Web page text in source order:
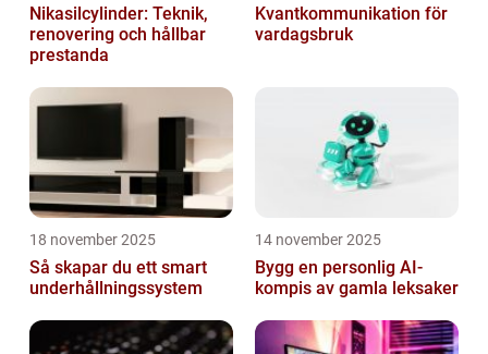
Nikasilcylinder: Teknik,
renovering och hållbar
prestanda
Kvantkommunikation för
vardagsbruk
18 november 2025
Så skapar du ett smart
underhållningssystem
14 november 2025
Bygg en personlig AI-
kompis av gamla leksaker